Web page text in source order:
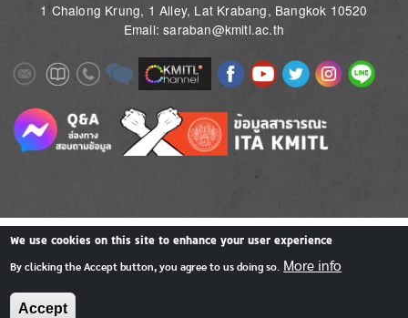
1 Chalong Krung, 1 Alley, Lat Krabang, Bangkok 10520
Email: saraban@kmitl.ac.th
ImageImageImageImage Image ImageImageImageImageImage
Image Image
We use cookies on this site to enhance your user experience
By clicking the Accept button, you agree to us doing so. More info
Accept